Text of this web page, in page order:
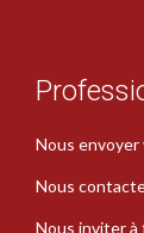
Nous
Nous
Nous inviter